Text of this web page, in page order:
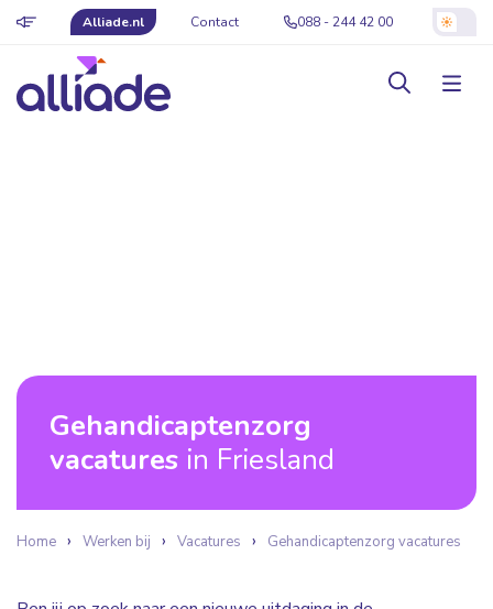
Alliade.nl Contact 088 - 244 42 00
Gehandicaptenzorg
vacatures in Friesland
Home Werken bij Vacatures Gehandicaptenzorg vacatures